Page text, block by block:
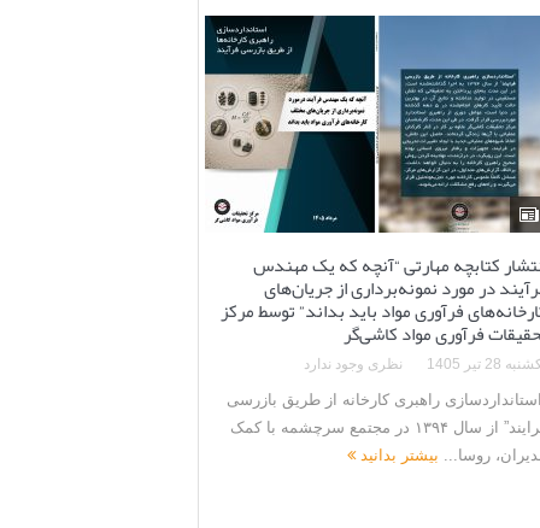
کتابچه مهارتی “آنچه که یک مهندس
در مورد نمونه‌برداری از جریان‌های
فرآوری مواد باید بداند” توسط مرکز
فرآوری مواد کاشی‌گر
28 تیر 1405 نظری وجود ندارد
راهبری کارخانه از طریق بازرسی
فرایند” از سال ۱۳۹۴ در مجتمع سرچشمه با کمک
روسا... بیشتر بدانید